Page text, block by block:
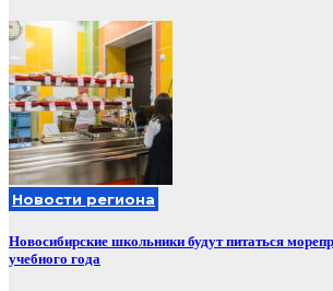
Новости региона
Новосибирские школьники будут питаться
учебного года